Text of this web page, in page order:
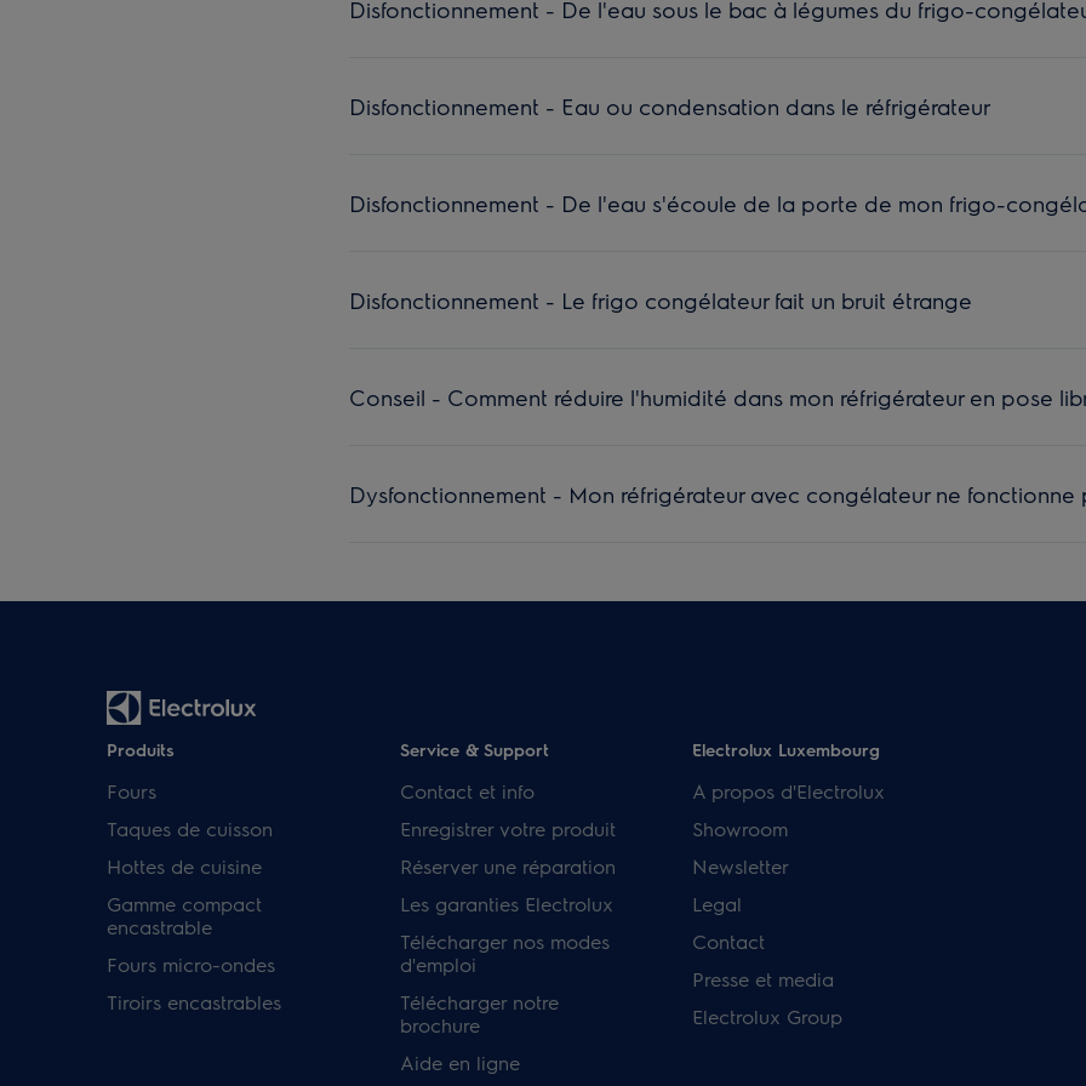
Disfonctionnement - De l'eau sous le bac à légumes du frigo-
Disfonctionnement - Eau ou condensation dans le réfrigérateur
Disfonctionnement - De l'eau s'écoule de la porte de mon frigo-
Disfonctionnement - Le frigo congélateur fait un bruit étrange
Conseil - Comment réduire l'humidité dans mon réfrigérateur en pose
Dysfonctionnement - Mon réfrigérateur avec congélateur ne fonctionne
Produits
Fours
Taques de cuisson
Hottes de cuisine
Gamme compact
encastrable
Fours micro-ondes
Tiroirs encastrables
Service & Support
Contact et info
Enregistrer votre produit
Réserver une réparation
Les garanties Electrolux
Télécharger nos modes
d'emploi
Télécharger notre
brochure
Aide en ligne
Electrolux Luxembourg
A propos d'Electrolux
Showroom
Newsletter
Legal
Contact
Presse et media
Electrolux Group